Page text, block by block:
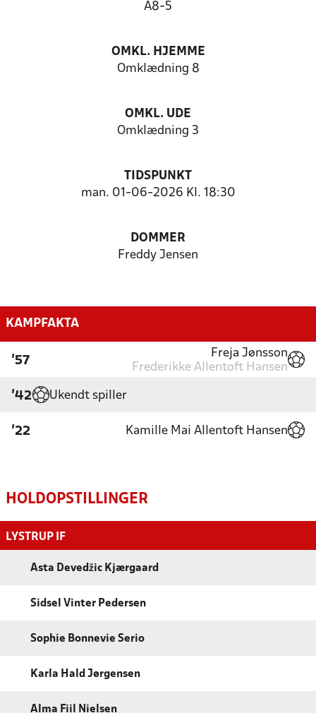
A8-5
OMKL. HJEMME
Omklædning 8
OMKL. UDE
Omklædning 3
TIDSPUNKT
man. 01-06-2026 Kl. 18:30
DOMMER
Freddy Jensen
KAMPFAKTA
'57
Freja Jønsson
Frederikke Allentoft Hansen
'42 Ukendt spiller
'22 Kamille Mai Allentoft Hansen
HOLDOPSTILLINGER
LYSTRUP IF
Asta Devedžic Kjærgaard
Sidsel Vinter Pedersen
Sophie Bonnevie Serio
Karla Hald Jørgensen
Alma Fiil Nielsen